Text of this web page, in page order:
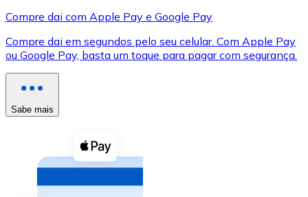
XRP
XRP
Cupons cripto
Compre dai com Apple Pay e Google Pay
Compre dai em segundos pelo seu celular. Com Apple Pay
ou Google Pay, basta um toque para pagar com segurança.
Sabe mais